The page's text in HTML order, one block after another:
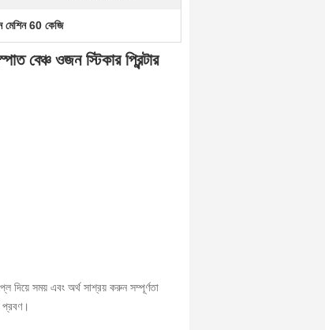
মেশিন 60 কেজি
ওজন স্টিকার প্রিন্টার
দিয়ে সময় এবং অর্থ সাশ্রয় করুন সম্পূর্ণতা
প্রবণ।